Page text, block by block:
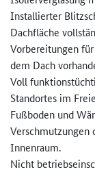
Installierter
Dachfläche
Vorbereitungen
dem Dach
Voll
Standortes im
Fußboden und
Verschmutzungen
Innenraum.
Nicht